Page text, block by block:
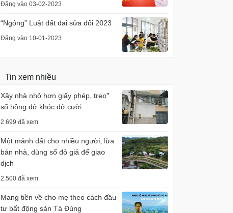
Đăng vào 03-02-2023
“Ngóng” Luật đất đai sửa đổi 2023
Đăng vào 10-01-2023
Tin xem nhiều
Xây nhà nhỏ hơn giấy phép, treo"
sổ hồng dở khóc dở cười
2.699 đã xem
Một mảnh đất cho nhiều người, lừa
bán nhà, dùng sổ đỏ giả để giao
dịch
2.500 đã xem
Mang tiền về cho mẹ theo cách đầu
tư bất động sản Tà Đùng